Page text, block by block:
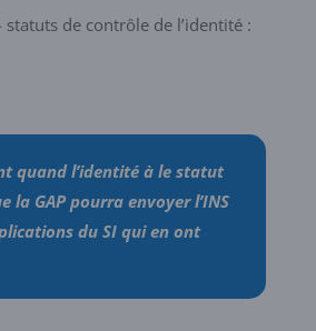
statuts de contrôle de l’identité :
quand l’identité à le statut
la GAP pourra envoyer l’INS
du SI qui en ont